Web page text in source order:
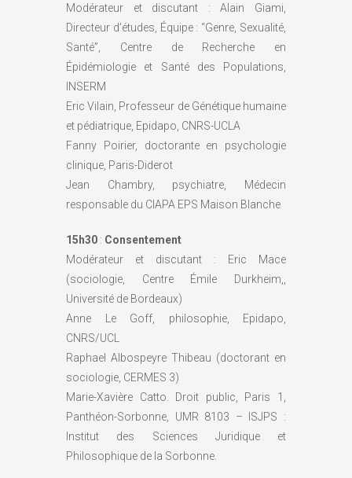
Modérateur et discutant : Alain Giami,
Directeur d’études, Équipe : “Genre, Sexualité,
Santé”, Centre de Recherche en
Épidémiologie et Santé des Populations,
INSERM
Eric Vilain, Professeur de Génétique humaine
et pédiatrique, Epidapo, CNRS-UCLA
Fanny Poirier, doctorante en psychologie
clinique, Paris-Diderot
Jean Chambry, psychiatre, Médecin
responsable du CIAPA EPS Maison Blanche
15h30 : Consentement
Modérateur et discutant : Eric Mace
(sociologie, Centre Émile Durkheim,,
Université de Bordeaux)
Anne Le Goff, philosophie, Epidapo,
CNRS/UCL
Raphael Albospeyre Thibeau (doctorant en
sociologie, CERMES 3)
Marie-Xavière Catto. Droit public, Paris 1,
Panthéon-Sorbonne, UMR 8103 – ISJPS :
Institut des Sciences Juridique et
Philosophique de la Sorbonne.